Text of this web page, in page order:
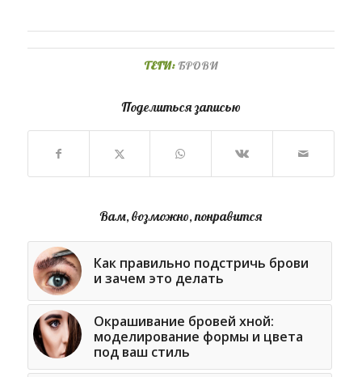
ТЕГИ: БРОВИ
Поделиться записью
Вам, возможно, понравится
Как правильно подстричь брови
и зачем это делать
Окрашивание бровей хной:
моделирование формы и цвета
под ваш стиль